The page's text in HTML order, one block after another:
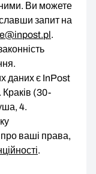
Ви можете
запит на
.
даних є InPost
(30-
4.
ваші права,
.